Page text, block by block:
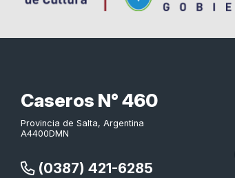
Caseros N° 460
Provincia de Salta, Argentina
A4400DMN
(0387) 421-6285